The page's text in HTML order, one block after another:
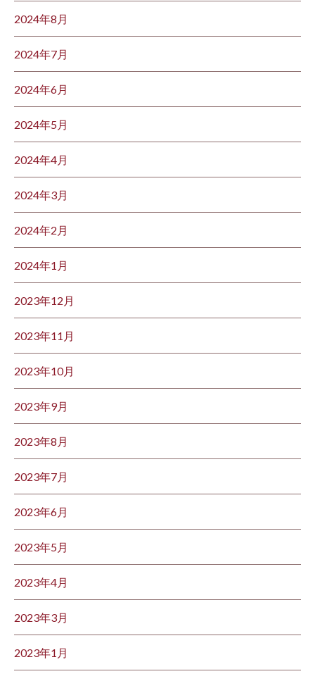
2024年8月
2024年7月
2024年6月
2024年5月
2024年4月
2024年3月
2024年2月
2024年1月
2023年12月
2023年11月
2023年10月
2023年9月
2023年8月
2023年7月
2023年6月
2023年5月
2023年4月
2023年3月
2023年1月